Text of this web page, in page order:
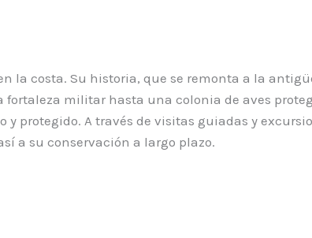
la costa. Su historia, que se remonta a la
militar hasta una colonia de aves
protegido. A través de visitas guiadas y
a su conservación a largo plazo.